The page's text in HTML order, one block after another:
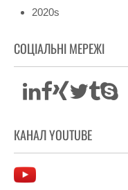
2020s
СОЦІАЛЬНІ МЕРЕЖІ
КАНАЛ YOUTUBE